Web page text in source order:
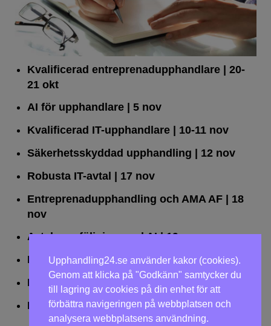
Kvalificerad entreprenad­upphandlare | 20-
21 okt
AI för upphandlare| 5 nov
Kvalificerad IT-upphandlare| 10-11 nov
Säkerhetsskyddad upphandling | 12 nov
Robusta IT-avtal | 17 nov
Entreprenadupphandling och AMA AF| 18
nov
Avtalsuppföljning med AI| 19 nov
Leda upphandlingar effektivt| 25 nov
Dialogförfaranden | 26 nov
LOU på två dagar| 2-3 dec
Upphandling24.se använder kakor (cookies).
Genom att klicka på "Godkänn" samtycker du
till lagring av cookies på din enhet för att
förbättra navigeringen på webbplatsen och
analysera webbplatsens användning.